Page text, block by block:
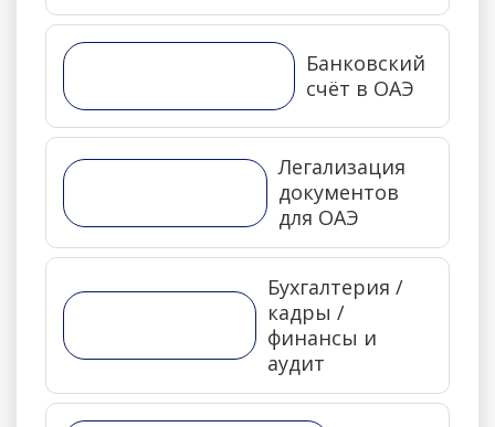
Банковский
счёт в ОАЭ
Легализация
документов
для ОАЭ
Бухгалтерия /
кадры /
финансы и
аудит